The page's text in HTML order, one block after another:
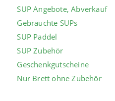
SUP Angebote, Abverkauf
Gebrauchte SUPs
SUP Paddel
SUP Zubehör
Geschenkgutscheine
Nur Brett ohne Zubehör